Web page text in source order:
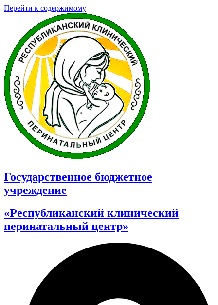
Перейти к содержимому
Государственное бюджетное
учреждение
«Республиканский клинический
перинатальный центр»